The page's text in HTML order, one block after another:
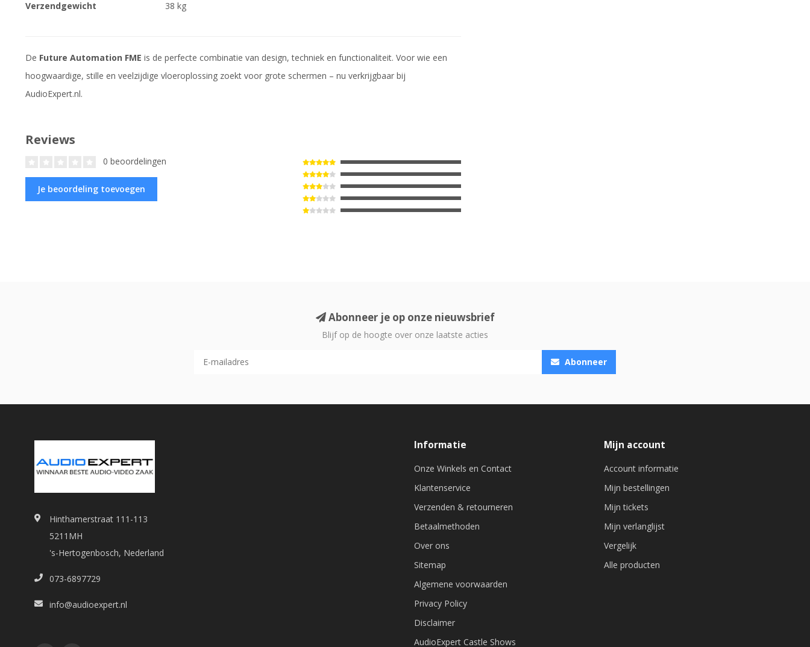
Verzendgewicht
38 kg
De Future Automation FME is de perfecte combinatie van design, techniek en functionaliteit. Voor wie een
hoogwaardige, stille en veelzijdige vloeroplossing zoekt voor grote schermen – nu verkrijgbaar bij
AudioExpert.nl.
Reviews
0 beoordelingen
Je beoordeling toevoegen
Abonneer je op onze nieuwsbrief
Blijf op de hoogte over onze laatste acties
Abonneer
Hinthamerstraat 111-113
5211MH
's-Hertogenbosch, Nederland
073-6897729
info@audioexpert.nl
Informatie
Onze Winkels en Contact
Klantenservice
Verzenden & retourneren
Betaalmethoden
Over ons
Sitemap
Algemene voorwaarden
Privacy Policy
Disclaimer
AudioExpert Castle Shows
Mijn account
Account informatie
Mijn bestellingen
Mijn tickets
Mijn verlanglijst
Vergelijk
Alle producten